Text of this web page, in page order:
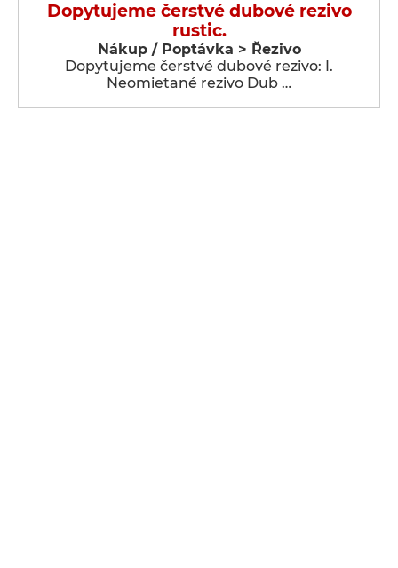
Dopytujeme čerstvé dubové rezivo
rustic.
Nákup / Poptávka > Řezivo
Dopytujeme čerstvé dubové rezivo: I.
Neomietané rezivo Dub …